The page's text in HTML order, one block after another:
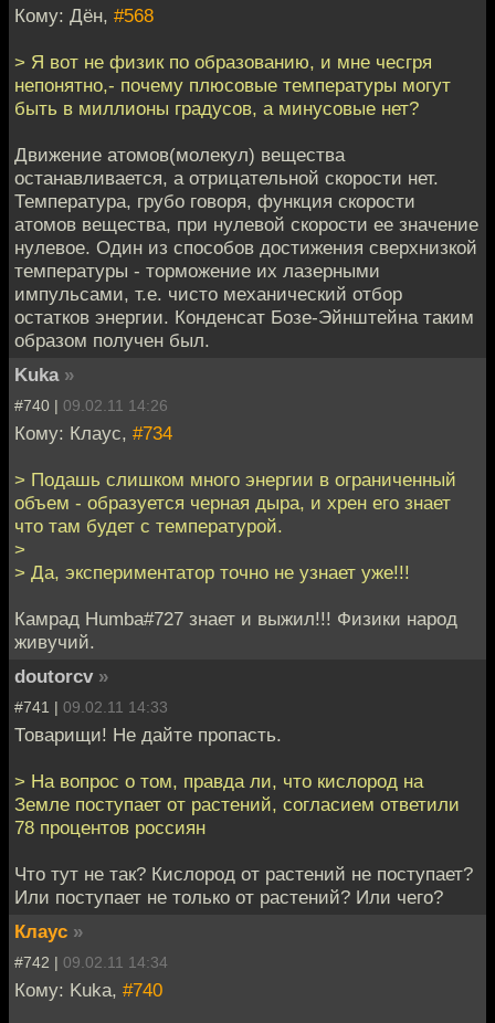
Кому: Дён, #568
> Я вот не физик по образованию, и мне чесгря
непонятно,- почему плюсовые температуры могут
быть в миллионы градусов, а минусовые нет?
Движение атомов(молекул) вещества
останавливается, а отрицательной скорости нет.
Температура, грубо говоря, функция скорости
атомов вещества, при нулевой скорости ее значение
нулевое. Один из способов достижения сверхнизкой
температуры - торможение их лазерными
импульсами, т.е. чисто механический отбор
остатков энергии. Конденсат Бозе-Эйнштейна таким
образом получен был.
Kuka »
#740 | 09.02.11 14:26
Кому: Клаус, #734
> Подашь слишком много энергии в ограниченный
объем - образуется черная дыра, и хрен его знает
что там будет с температурой.
>
> Да, экспериментатор точно не узнает уже!!!
Камрад Humba#727 знает и выжил!!! Физики народ
живучий.
doutorcv »
#741 | 09.02.11 14:33
Товарищи! Не дайте пропасть.
> На вопрос о том, правда ли, что кислород на
Земле поступает от растений, согласием ответили
78 процентов россиян
Что тут не так? Кислород от растений не поступает?
Или поступает не только от растений? Или чего?
Клаус »
#742 | 09.02.11 14:34
Кому: Kuka, #740